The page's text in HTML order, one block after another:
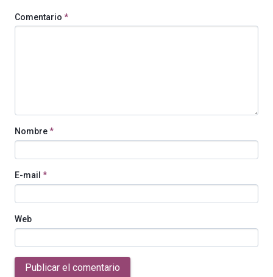
Comentario *
Nombre*
E-mail *
Web
Publicar el comentario